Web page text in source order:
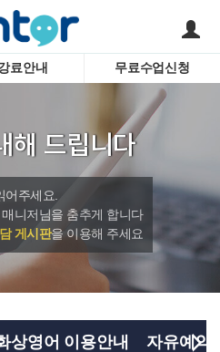
서비스안내
강사소개
회사소개
어린이
시험영
수업교
료안내 무료수업신청
해 드립니다
주세요.
니저님을 춤추게 합니다
게시판을 이용해 주세요
상영어 이용안내 자유예약